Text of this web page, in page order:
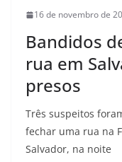
16 de novembro de
Bandidos
rua em
presos
Três suspeitos
fechar uma rua na
Salvador, na noite